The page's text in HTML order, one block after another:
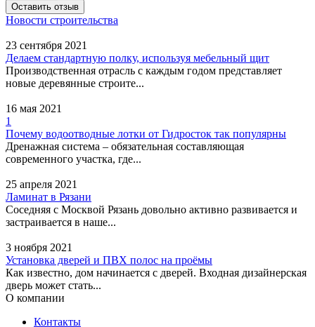
Оставить отзыв
Новости строительства
23 сентября 2021
Делаем стандартную полку, используя мебельный щит
Производственная отрасль с каждым годом представляет
новые деревянные строите...
16 мая 2021
1
Почему водоотводные лотки от Гидросток так популярны
Дренажная система – обязательная составляющая
современного участка, где...
25 апреля 2021
Ламинат в Рязани
Соседняя с Москвой Рязань довольно активно развивается и
застраивается в наше...
3 ноября 2021
Установка дверей и ПВХ полос на проёмы
Как известно, дом начинается с дверей. Входная дизайнерская
дверь может стать...
О компании
Контакты